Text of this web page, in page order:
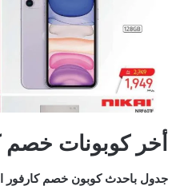
أخر كوبونات خصم
جدول باحدث كوبون خصم كارفور